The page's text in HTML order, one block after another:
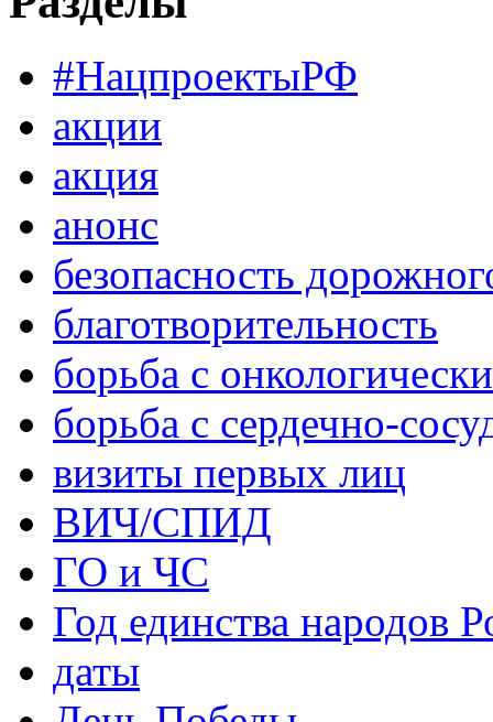
#НацпроектыРФ
акции
акция
анонс
безопасность
благотворительность
борьба с
борьба с сердечно-
визиты первых лиц
ВИЧ/СПИД
ГО и ЧС
Год единства народов
даты